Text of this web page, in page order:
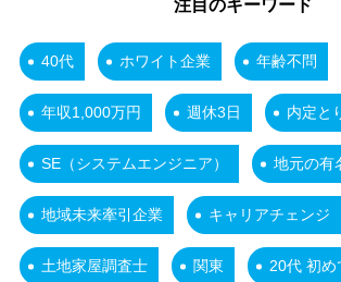
注目のキーワード
40代 ホワイト企業 年齢不問
年収1,000万円 週休3日 内定と
SE（システムエンジニア） 地元の有
地域未来牽引企業 キャリアチェンジ
土地家屋調査士 関東 20代 初め